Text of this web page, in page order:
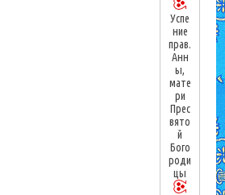
Успе
ние
прав.
Анн
ы,
мате
ри
Прес
вято
й
Бого
роди
цы